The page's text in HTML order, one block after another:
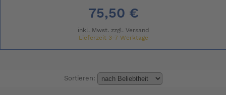
75,50 €
inkl. Mwst. zzgl. Versand
Lieferzeit 3-7 Werktage
Sortieren: